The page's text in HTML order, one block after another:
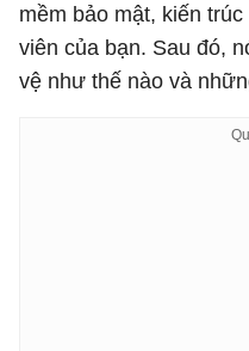
mềm bảo mật, kiến
viên của bạn. Sau đó,
vệ như thế nào và